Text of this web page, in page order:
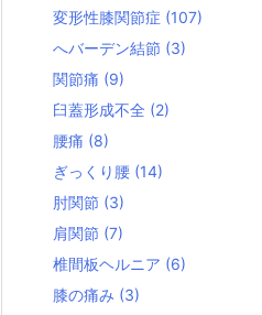
変形性膝関節症 (107)
へバーデン結節 (3)
関節痛 (9)
臼蓋形成不全 (2)
腰痛 (8)
ぎっくり腰 (14)
肘関節 (3)
肩関節 (7)
椎間板ヘルニア (6)
膝の痛み (3)